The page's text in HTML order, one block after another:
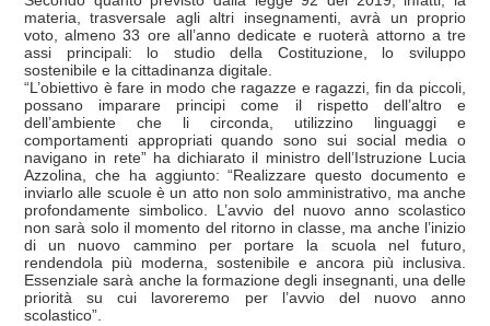
materia, trasversale agli altri insegnamenti, avrà un proprio
voto, almeno 33 ore all’anno dedicate e ruoterà attorno a tre
assi principali: lo studio della Costituzione, lo sviluppo
sostenibile e la cittadinanza digitale.
“L’obiettivo è fare in modo che ragazze e ragazzi, fin da piccoli,
possano imparare principi come il rispetto dell’altro e
dell’ambiente che li circonda, utilizzino linguaggi e
comportamenti appropriati quando sono sui social media o
navigano in rete” ha dichiarato il ministro dell’Istruzione Lucia
Azzolina, che ha aggiunto: “Realizzare questo documento e
inviarlo alle scuole è un atto non solo amministrativo, ma anche
profondamente simbolico. L’avvio del nuovo anno scolastico
non sarà solo il momento del ritorno in classe, ma anche l’inizio
di un nuovo cammino per portare la scuola nel futuro,
rendendola più moderna, sostenibile e ancora più inclusiva.
Essenziale sarà anche la formazione degli insegnanti, una delle
priorità su cui lavoreremo per l’avvio del nuovo anno
scolastico”.